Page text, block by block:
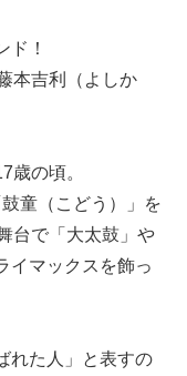
ド！
本吉利（よしか
歳の頃。
童（こどう）」を
台で「大太鼓」や
イマックスを飾っ
れた人」と表すの